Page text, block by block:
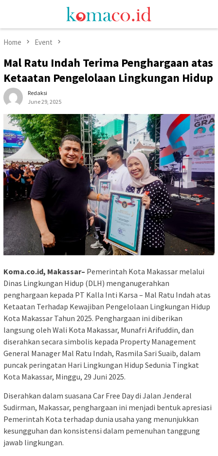
Menu
Home Event
Mal Ratu Indah Terima Penghargaan atas
Ketaatan Pengelolaan Lingkungan Hidup
Redaksi
June 29, 2025
Koma.co.id, Makassar– Pemerintah Kota Makassar melalui
Dinas Lingkungan Hidup (DLH) menganugerahkan
penghargaan kepada PT Kalla Inti Karsa – Mal Ratu Indah atas
Ketaatan Terhadap Kewajiban Pengelolaan Lingkungan Hidup
Kota Makassar Tahun 2025. Penghargaan ini diberikan
langsung oleh Wali Kota Makassar, Munafri Arifuddin, dan
diserahkan secara simbolis kepada Property Management
General Manager Mal Ratu Indah, Rasmila Sari Suaib, dalam
puncak peringatan Hari Lingkungan Hidup Sedunia Tingkat
Kota Makassar, Minggu, 29 Juni 2025.
Diserahkan dalam suasana Car Free Day di Jalan Jenderal
Sudirman, Makassar, penghargaan ini menjadi bentuk apresiasi
Pemerintah Kota terhadap dunia usaha yang menunjukkan
kesungguhan dan konsistensi dalam pemenuhan tanggung
jawab lingkungan.